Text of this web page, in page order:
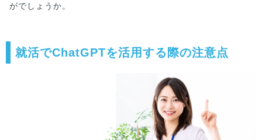
がでしょうか。
就活でChatGPTを活用する際の注意点